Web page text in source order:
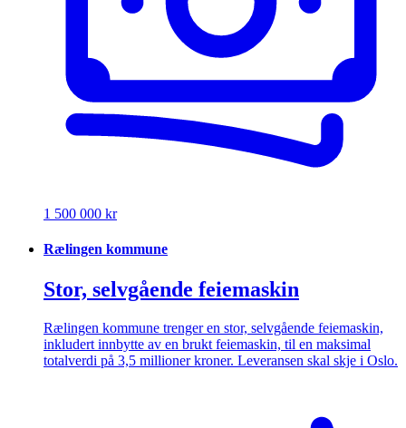
1 500 000 kr
Rælingen kommune
Stor, selvgående feiemaskin
Rælingen kommune trenger en stor, selvgående feiemaskin,
inkludert innbytte av en brukt feiemaskin, til en maksimal
totalverdi på 3,5 millioner kroner. Leveransen skal skje i Oslo.